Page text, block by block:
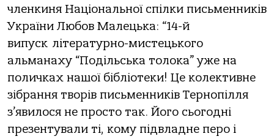
членкиня Національної спілки письменників
України Любов Малецька: “14-й
випуск літературно-мистецького
альманаху “Подільська толока” уже на
поличках нашої бібліотеки! Це колективне
зібрання творів письменників Тернопілля
з’явилося не просто так. Його сьогодні
презентували ті, кому підвладне перо і